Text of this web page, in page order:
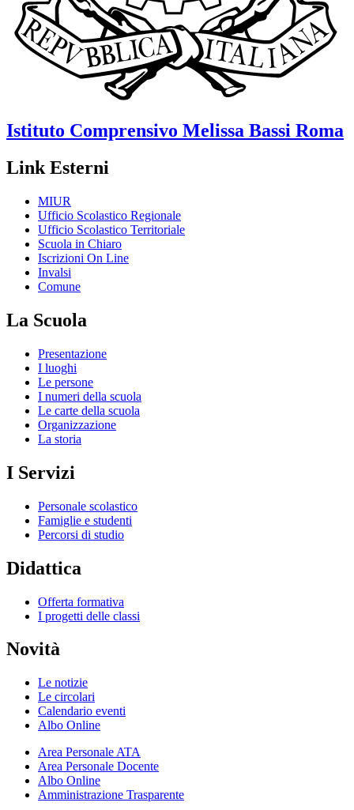
Istituto Comprensivo Melissa Bassi Roma
Link Esterni
MIUR
Ufficio Scolastico Regionale
Ufficio Scolastico Territoriale
Scuola in Chiaro
Iscrizioni On Line
Invalsi
Comune
La Scuola
Presentazione
I luoghi
Le persone
I numeri della scuola
Le carte della scuola
Organizzazione
La storia
I Servizi
Personale scolastico
Famiglie e studenti
Percorsi di studio
Didattica
Offerta formativa
I progetti delle classi
Novità
Le notizie
Le circolari
Calendario eventi
Albo Online
Area Personale ATA
Area Personale Docente
Albo Online
Amministrazione Trasparente